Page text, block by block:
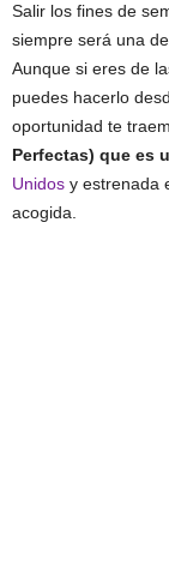
Salir los fines de
siempre será una
Aunque si eres de
puedes hacerlo
oportunidad te
Perfectas) que es
Unidos y estrenada
acogida.